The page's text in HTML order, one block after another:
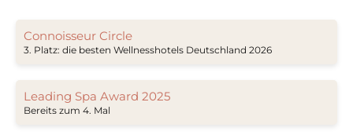
Connoisseur Circle
3. Platz: die besten Wellnesshotels Deutschland 2026
Leading Spa Award 2025
Bereits zum 4. Mal